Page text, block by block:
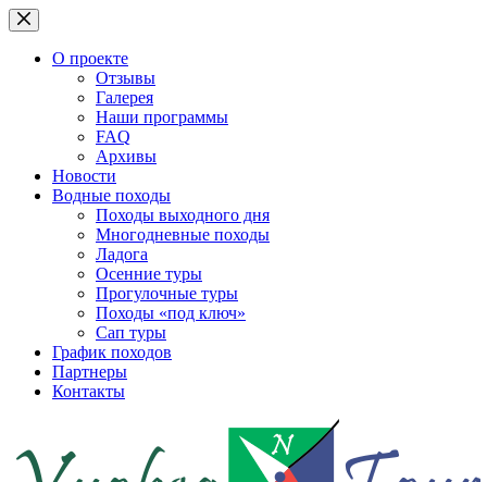
Перейти
к
сути
О проекте
Отзывы
Галерея
Наши программы
FAQ
Архивы
Новости
Водные походы
Походы выходного дня
Многодневные походы
Ладога
Осенние туры
Прогулочные туры
Походы «под ключ»
Сап туры
График походов
Партнеры
Контакты